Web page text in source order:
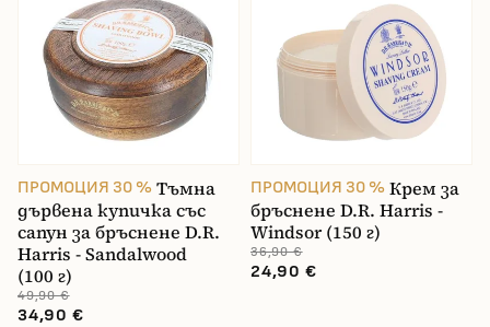
ПРОМОЦИЯ 30 % Тъмна
дървена купичка със
сапун за бръснене D.R.
Harris - Sandalwood
(100 г)
49,90 €
34,90 €
ПРОМОЦИЯ 30 % Крем за
бръснене D.R. Harris -
Windsor (150 г)
36,90 €
24,90 €